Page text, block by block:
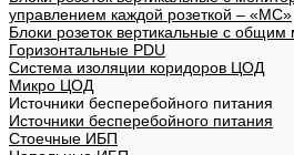
управлением каждой розеткой – «МС»
Блоки розеток вертикальные с
Горизонтальные PDU
Система изоляции коридоров ЦОД
Микро ЦОД
Источники бесперебойного питания
Источники бесперебойного питания
Стоечные ИБП